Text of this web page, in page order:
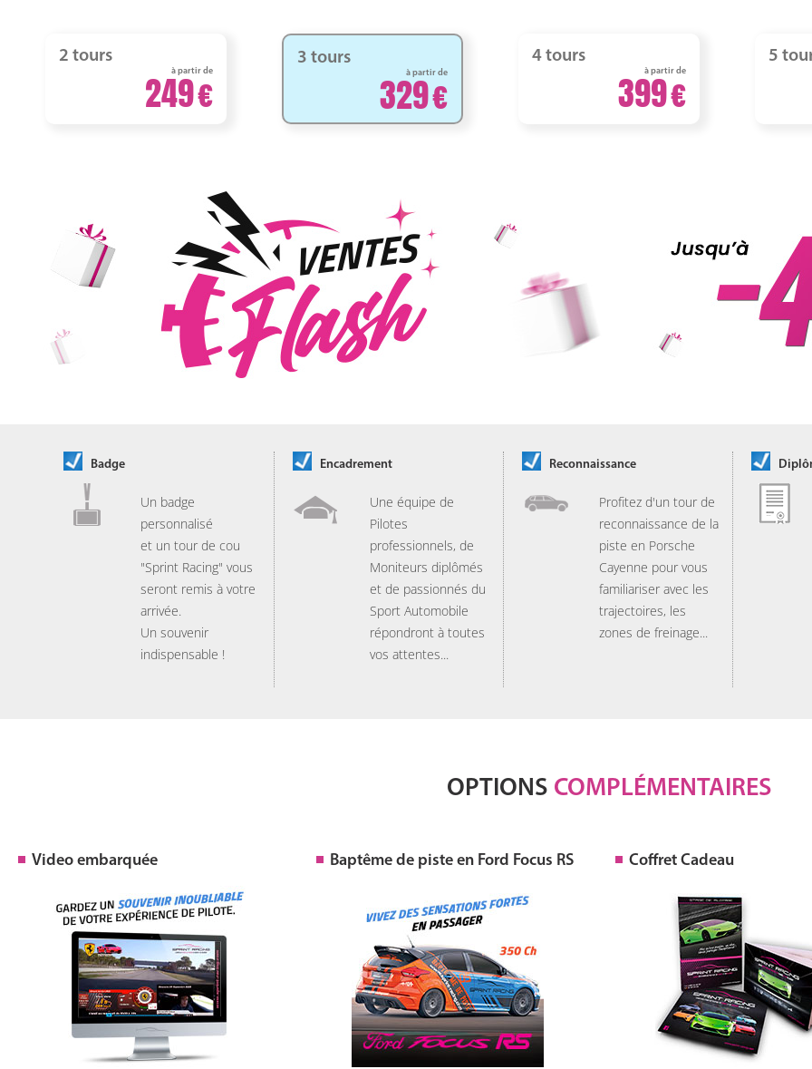
2 tours
à partir de
249
3 tours
à partir de
329
4 tours
à partir de
399
5
Badge
Un badge
personnalisé
et un tour de cou
"Sprint Racing" vous
seront remis à votre
arrivée.
Un souvenir
indispensable !
Encadrement
Une équipe de
Pilotes
professionnels, de
Moniteurs diplômés
et de passionnés du
Sport Automobile
répondront à toutes
vos attentes...
Reconnaissance
Profitez d'un tour de
reconnaissance de la
piste en Porsche
Cayenne pour vous
familiariser avec les
trajectoires, les
zones de freinage...
OPTIONS COMPLÉMENTAIRES
Video embarquée Baptême de piste en Ford Focus RS Coffret Cadeau